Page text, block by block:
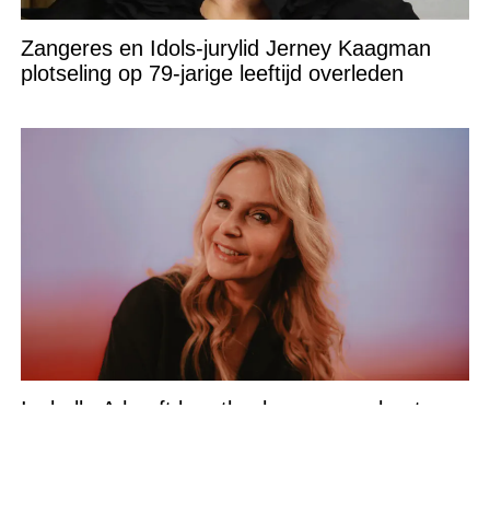
Zangeres en Idols-jurylid Jerney Kaagman
plotseling op 79-jarige leeftijd overleden
Isabelle A heeft borstkanker en annuleert